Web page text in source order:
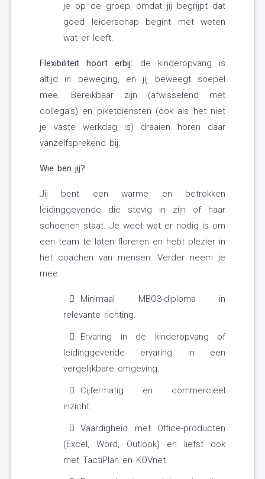
je op de groep, omdat jij begrijpt dat
goed leiderschap begint met weten
wat er leeft.
Flexibiliteit hoort erbij: de kinderopvang is
altijd in beweging, en jij beweegt soepel
mee. Bereikbaar zijn (afwisselend met
collega’s) en piketdiensten (ook als het niet
je vaste werkdag is) draaien horen daar
vanzelfsprekend bij.
Wie ben jij?
Jij bent een warme en betrokken
leidinggevende die stevig in zijn of haar
schoenen staat. Je weet wat er nodig is om
een team te laten floreren en hebt plezier in
het coachen van mensen. Verder neem je
mee:
Minimaal MBO3-diploma in
relevante richting.
Ervaring in de kinderopvang of
leidinggevende ervaring in een
vergelijkbare omgeving.
Cijfermatig en commercieel
inzicht.
Vaardigheid met Office-producten
(Excel, Word, Outlook) en liefst ook
met TactiPlan en KOVnet.